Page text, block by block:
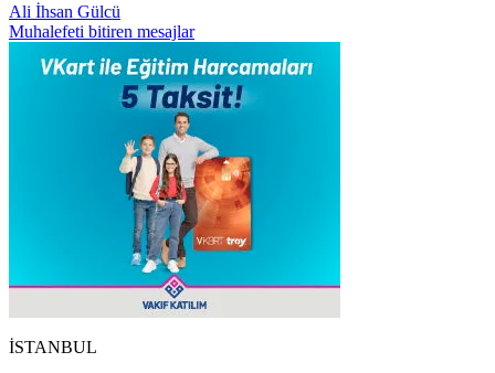
Ali İhsan Gülcü
Muhalefeti bitiren mesajlar
İSTANBUL